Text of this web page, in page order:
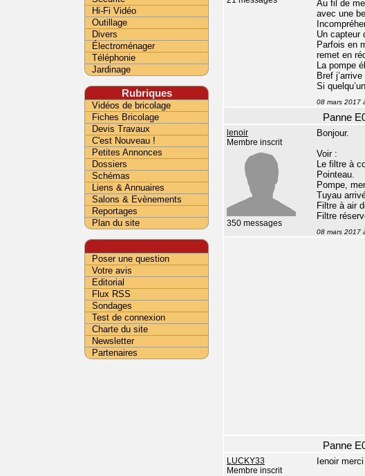
Au fil de
avec une
Un capteur
Parfois en
remet en
La pompe
Bref
Si
08 mars 2017
Panne
lenoir
Membre inscrit
350 messages
Bonjour.
Voir :
Le filtre à
Pointeau.
Pompe,
Tuyau
Filtre à air
Filtre
08 mars 2017
Panne
LUCKY33
Membre inscrit
Ienoir
Hi-Fi Vidéo
Outillage
Divers
Électroménager
Téléphonie
Jardinage
Rubriques
Vidéos de bricolage
Fiches Bricolage
Devis Travaux
C'est Nouveau !
Petites Annonces
Dossiers
Schémas
Liens & Annuaires
Salons & Evènements
Reportages
Plan du site
Poser une question
Votre avis
Editorial
Flux RSS
Sondages
Test de connexion
Charte du site
Newsletter
Partenaires